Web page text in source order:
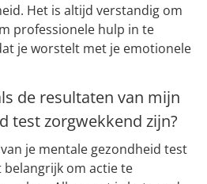
Het is altijd verstandig om
professionele hulp in te
je worstelt met je emotionele
de resultaten van mijn
test zorgwekkend zijn?
je mentale gezondheid test
belangrijk om actie te